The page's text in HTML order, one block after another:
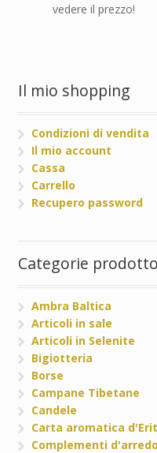
vedere il prezzo!
Il mio shopping
Condizioni di vendita
Il mio account
Cassa
Carrello
Recupero password
Categorie prodotto
Ambra Baltica
Articoli in sale
Articoli in Selenite
Bigiotteria
Borse
Campane Tibetane
Candele
Carta aromatica
Complementi d'arredo